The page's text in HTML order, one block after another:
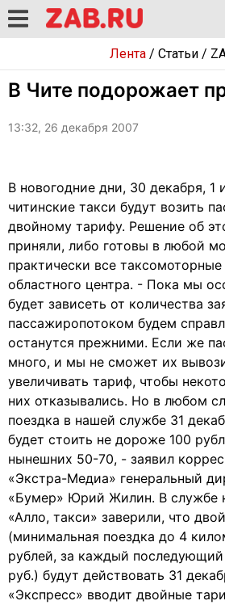
Лента/ Статьи/
В Чите подорожает
13:32, 26 декабря 2007
В новогодние дни, 30 декабря, 1
читинские такси будут возить
двойному тарифу. Решение об
приняли, либо готовы в любой
практически все
областного центра. - Пока мы
будет зависеть от количества
пассажиропотоком будем
останутся прежними. Если же
много, и мы не сможет их
увеличивать тариф, чтобы
них отказывались. Но в любом
поездка в нашей службе 31
будет стоить не дороже 100
нынешних 50-70, - заявил
«Экстра-Медиа» генеральный
«Бумер» Юрий Жилин. В службе
«Алло, такси» заверили, что
(минимальная поездка до 4
рублей, за каждый
руб.) будут действовать 31
«Экспресс» вводит двойные